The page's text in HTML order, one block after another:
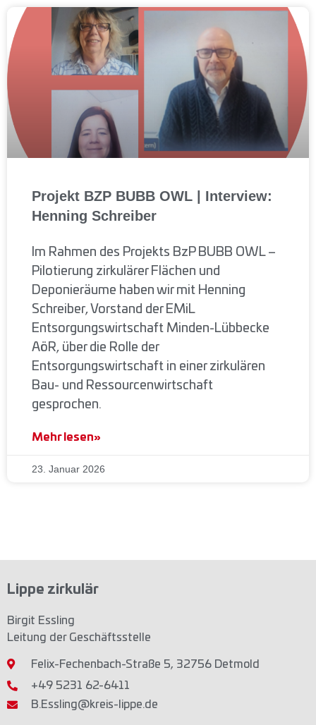
Projekt BZP BUBB OWL | Interview:
Henning Schreiber
Im Rahmen des Projekts BzP BUBB OWL –
Pilotierung zirkulärer Flächen und
Deponieräume haben wir mit Henning
Schreiber, Vorstand der EMiL
Entsorgungswirtschaft Minden-Lübbecke
AöR, über die Rolle der
Entsorgungswirtschaft in einer zirkulären
Bau- und Ressourcenwirtschaft
gesprochen.
Mehr lesen»
23. Januar 2026
Lippe zirkulär
Birgit Essling
Leitung der Geschäftsstelle
Felix-Fechenbach-Straße 5, 32756 Detmold
+49 5231 62-6411
B.Essling@kreis-lippe.de